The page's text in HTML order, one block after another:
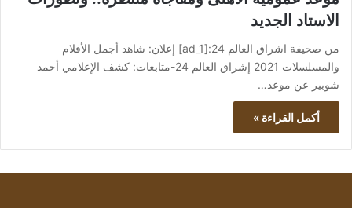
الاستاد الجديد
من صحيفة اشراق العالم 24:[ad_1] إعلان: شاهد أجمل الأفلام
والمسلسلات 2021 إشراق العالم 24-متابعات: كشف الإعلامي أحمد
شوبير عن موعد…
أكمل القراءة »